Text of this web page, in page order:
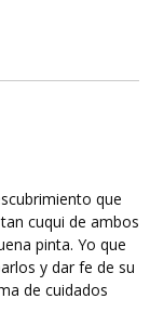
que
cuqui de ambos
pinta. Yo que
y dar fe de su
de cuidados